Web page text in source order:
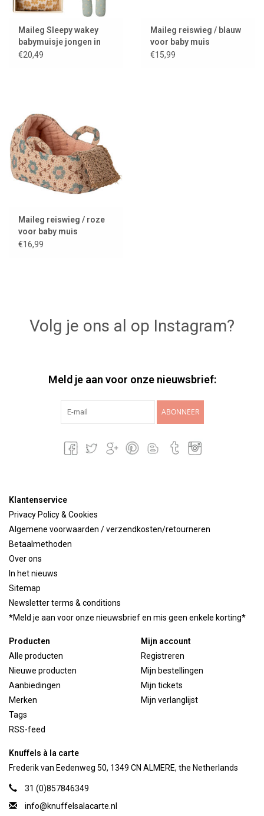
Maileg Sleepy wakey
babymuisje jongen in
luciferdoos
€20,49
Maileg reiswieg / blauw
voor baby muis
€15,99
Maileg reiswieg / roze
voor baby muis
€16,99
Volg je ons al op Instagram?
Meld je aan voor onze nieuwsbrief:
ABONNEER
Klantenservice
Privacy Policy & Cookies
Algemene voorwaarden / verzendkosten/retourneren
Betaalmethoden
Over ons
In het nieuws
Sitemap
Newsletter terms & conditions
*Meld je aan voor onze nieuwsbrief en mis geen enkele korting*
Producten
Alle producten
Nieuwe producten
Aanbiedingen
Merken
Tags
RSS-feed
Mijn account
Registreren
Mijn bestellingen
Mijn tickets
Mijn verlanglijst
Knuffels à la carte
Frederik van Eedenweg 50, 1349 CN ALMERE, the Netherlands
31 (0)857846349
info@knuffelsalacarte.nl